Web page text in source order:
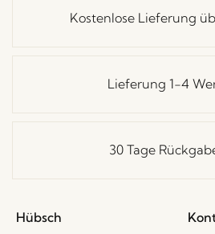
Kostenlose Lieferung
Lieferung 1-4
30 Tage
Hübsch